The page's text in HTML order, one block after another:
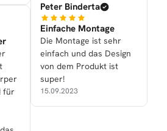
für
Peter Binderta
Einfache Montage
Die Montage ist sehr
einfach und das Design
von dem Produkt ist
super!
15.09.2023